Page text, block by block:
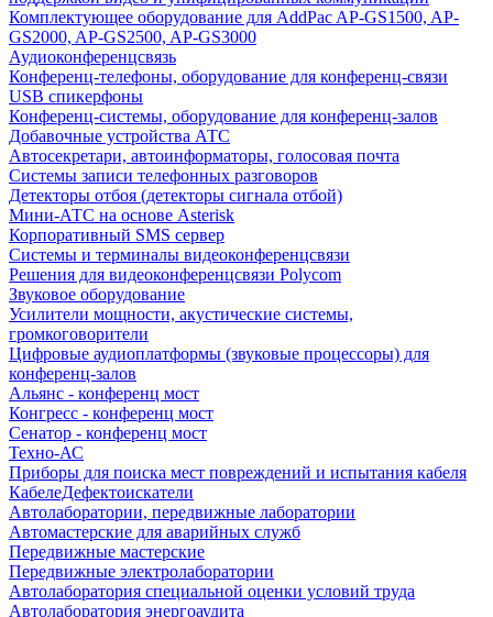
Комплектующее оборудование для AddPac AP-GS1500, AP-
GS2000, AP-GS2500, AP-GS3000
Аудиоконференцсвязь
Конференц-телефоны, оборудование для конференц-связи
USB спикерфоны
Конференц-системы, оборудование для конференц-залов
Добавочные устройства АТС
Автосекретари, автоинформаторы, голосовая почта
Системы записи телефонных разговоров
Детекторы отбоя (детекторы сигнала отбой)
Мини-АТС на основе Asterisk
Корпоративный SMS сервер
Системы и терминалы видеоконференцсвязи
Решения для видеоконференцсвязи Polycom
Звуковое оборудование
Усилители мощности, акустические системы,
громкоговорители
Цифровые аудиоплатформы (звуковые процессоры) для
конференц-залов
Альянс - конференц мост
Конгресс - конференц мост
Сенатор - конференц мост
Техно-АС
Приборы для поиска мест повреждений и испытания кабеля
КабелеДефектоискатели
Автолаборатории, передвижные лаборатории
Автомастерские для аварийных служб
Передвижные мастерские
Передвижные электролаборатории
Автолаборатория специальной оценки условий труда
Автолаборатория энергоаудита